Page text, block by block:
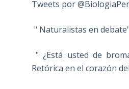
Tweets por
" Naturalistas en debate"
" ¿Está usted de
Retórica en el corazón